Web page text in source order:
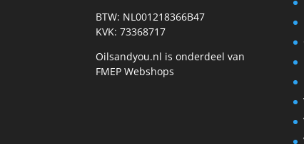
BTW: NL001218366B47
KVK: 73368717
Oilsandyou.nl is onderdeel van
FMEP Webshops